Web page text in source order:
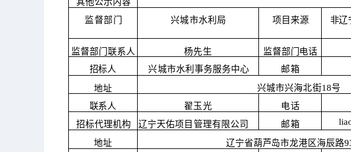
监督部门
兴城市水利局 项目来源
非辽
监督部门联系人
杨先生 监督部门电话
招标人
兴城市水利事务服务中心 邮箱
地址
兴城市兴海北街18号
联系人
翟玉光 电话
招标代理机构 辽宁天佑项目管理有限公司 邮箱
地址 辽宁省葫芦岛市龙港区海辰路